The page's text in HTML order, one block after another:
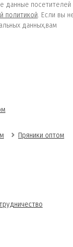
данные посетителей
политикой. Если вы
данных,вам
Пряники оптом